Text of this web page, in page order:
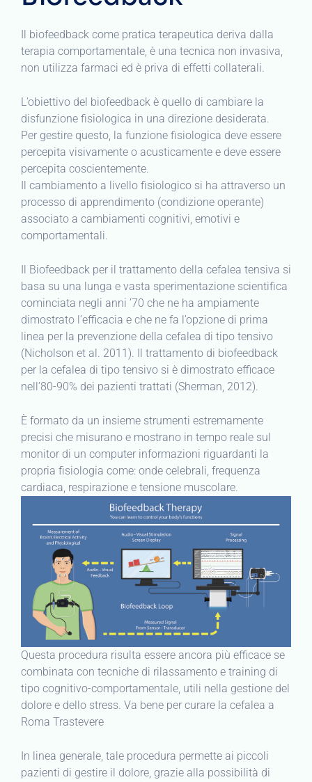
Il biofeedback come pratica terapeutica deriva dalla
terapia comportamentale, è una tecnica non invasiva,
non utilizza farmaci ed è priva di effetti collaterali.
L’obiettivo del biofeedback è quello di cambiare la
disfunzione fisiologica in una direzione desiderata.
Per gestire questo, la funzione fisiologica deve essere
percepita visivamente o acusticamente e deve essere
percepita coscientemente.
Il cambiamento a livello fisiologico si ha attraverso un
processo di apprendimento (condizione operante)
associato a cambiamenti cognitivi, emotivi e
comportamentali.
Il Biofeedback per il trattamento della cefalea tensiva si
basa su una lunga e vasta sperimentazione scientifica
cominciata negli anni ’70 che ne ha ampiamente
dimostrato l’efficacia e che ne fa l’opzione di prima
linea per la prevenzione della cefalea di tipo tensivo
(Nicholson et al. 2011). Il trattamento di biofeedback
per la cefalea di tipo tensivo si è dimostrato efficace
nell’80-90% dei pazienti trattati (Sherman, 2012).
È formato da un insieme strumenti estremamente
precisi che misurano e mostrano in tempo reale sul
monitor di un computer informazioni riguardanti la
propria fisiologia come: onde celebrali, frequenza
cardiaca, respirazione e tensione muscolare.
Questa procedura risulta essere ancora più efficace se
combinata con tecniche di rilassamento e training di
tipo cognitivo-comportamentale, utili nella gestione del
dolore e dello stress. Va bene per curare la cefalea a
Roma Trastevere
In linea generale, tale procedura permette ai piccoli
pazienti di gestire il dolore, grazie alla possibilità di